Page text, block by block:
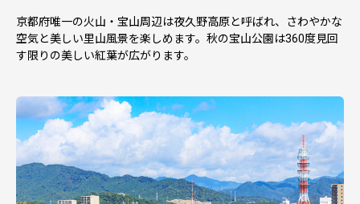
京都府唯一の火山・宝山周辺は夜久野高原と呼ばれ、さわやかな
空気と美しい里山風景を楽しめます。秋の宝山公園は360度見回
す限りの美しい紅葉が広がります。